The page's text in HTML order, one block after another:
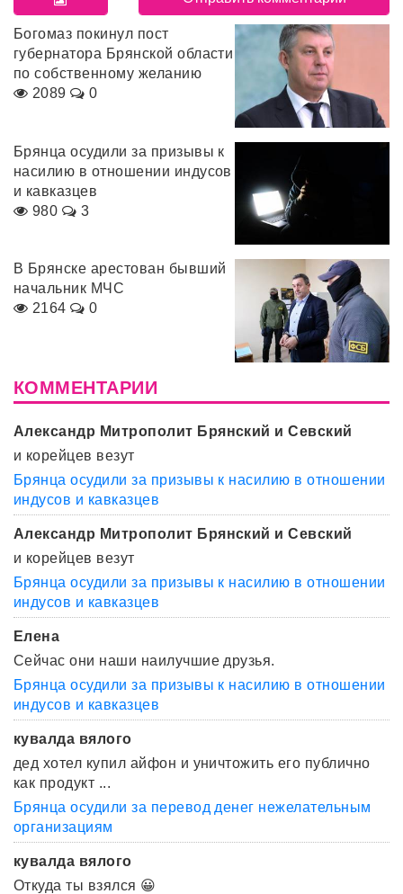
Богомаз покинул пост
губернатора Брянской области
по собственному желанию
2089
0
Брянца осудили за призывы к
насилию в отношении индусов
и кавказцев
980
3
В Брянске арестован бывший
начальник МЧС
2164
0
КОММЕНТАРИИ
Александр Митрополит Брянский и Севский
и корейцев везут
Брянца осудили за призывы к насилию в отношении
индусов и кавказцев
Александр Митрополит Брянский и Севский
и корейцев везут
Брянца осудили за призывы к насилию в отношении
индусов и кавказцев
Елена
Сейчас они наши наилучшие друзья.
Брянца осудили за призывы к насилию в отношении
индусов и кавказцев
кувалда вялого
дед хотел купил айфон и уничтожить его публично
как продукт ...
Брянца осудили за перевод денег нежелательным
организациям
кувалда вялого
Откуда ты взялся 😀